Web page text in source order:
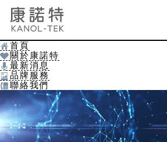
際
股
份
有
限
公
司-
最
新
消
息
Ç 首頁
c 關於康諾特
9 最新消息
H 品牌服務
4 聯絡我們